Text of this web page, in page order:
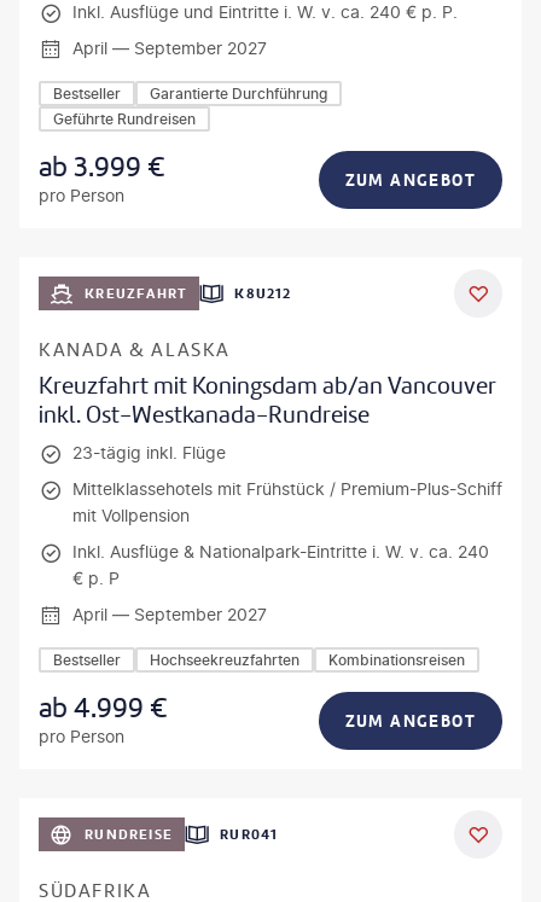
Inkl. Ausflüge und Eintritte i. W. v. ca. 240 € p. P.
April — September 2027
Bestseller
Garantierte Durchführung
Geführte Rundreisen
ab3.999 €
pro Person
ZUM ANGEBOT
KREUZFAHRT K8U212
KANADA & ALASKA
Kreuzfahrt mit Koningsdam ab/an Vancouver
inkl. Ost-Westkanada-Rundreise
23-tägig inkl. Flüge
Mittelklassehotels mit Frühstück / Premium-Plus-Schiff
mit Vollpension
Inkl. Ausflüge & Nationalpark-Eintritte i. W. v. ca. 240
€ p. P
April — September 2027
Bestseller Hochseekreuzfahrten Kombinationsreisen
ab4.999 €
pro Person
ZUM ANGEBOT
DEAL
RUNDREISE RUR041
SÜDAFRIKA